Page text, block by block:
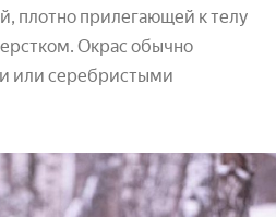
плотно прилегающей к телу
Окрас обычно
или серебристыми